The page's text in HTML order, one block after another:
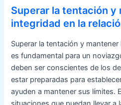
Superar la tentación y
integridad en la
Superar la tentación y
es fundamental para un
deben ser conscientes de los
estar preparadas para
ayuden a mantener sus límites.